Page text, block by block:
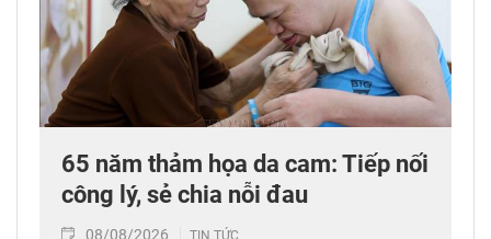
65 năm thảm họa da cam: Tiếp nối
công lý, sẻ chia nỗi đau
08/08/2026 TIN TỨC